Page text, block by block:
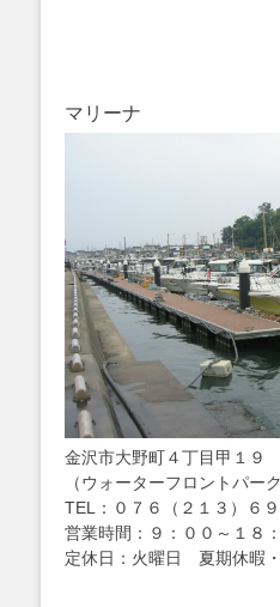
マリーナ
金沢市大野町４丁目甲１９
（ウォーターフロントパー
TEL：０７６（２１３）６
営業時間：９：００～１８
定休日：火曜日 夏期休暇